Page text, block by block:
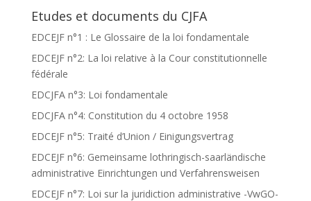
Etudes et documents du CJFA
EDCEJF n°1 : Le Glossaire de la loi fondamentale
EDCEJF n°2: La loi relative à la Cour constitutionnelle
fédérale
EDCJFA n°3: Loi fondamentale
EDCJFA n°4: Constitution du 4 octobre 1958
EDCEJF n°5: Traité d’Union / Einigungsvertrag
EDCEJF n°6: Gemeinsame lothringisch-saarländische
administrative Einrichtungen und Verfahrensweisen
EDCEJF n°7: Loi sur la juridiction administrative -VwGO-